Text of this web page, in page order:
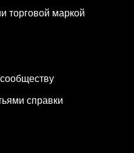
торговой маркой
справки